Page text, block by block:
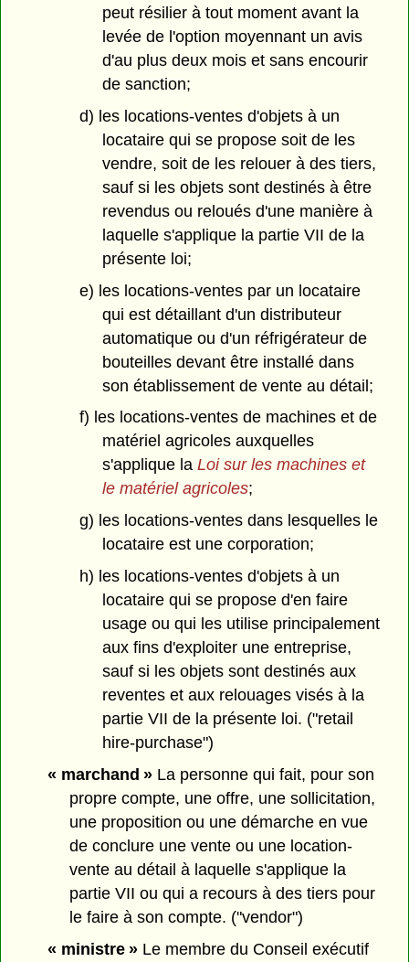
peut résilier à tout moment avant la
levée de l'option moyennant un avis
d'au plus deux mois et sans encourir
de sanction;
d) les locations-ventes d'objets à un
locataire qui se propose soit de les
vendre, soit de les relouer à des tiers,
sauf si les objets sont destinés à être
revendus ou reloués d'une manière à
laquelle s'applique la partie VII de la
présente loi;
e) les locations-ventes par un locataire
qui est détaillant d'un distributeur
automatique ou d'un réfrigérateur de
bouteilles devant être installé dans
son établissement de vente au détail;
f) les locations-ventes de machines et de
matériel agricoles auxquelles
s'applique la Loi sur les machines et
le matériel agricoles;
g) les locations-ventes dans lesquelles le
locataire est une corporation;
h) les locations-ventes d'objets à un
locataire qui se propose d'en faire
usage ou qui les utilise principalement
aux fins d'exploiter une entreprise,
sauf si les objets sont destinés aux
reventes et aux relouages visés à la
partie VII de la présente loi. ("retail
hire-purchase")
« marchand »La personne qui fait, pour son
propre compte, une offre, une sollicitation,
une proposition ou une démarche en vue
de conclure une vente ou une location-
vente au détail à laquelle s'applique la
partie VII ou qui a recours à des tiers pour
le faire à son compte. ("vendor")
« ministre »Le membre du Conseil exécutif